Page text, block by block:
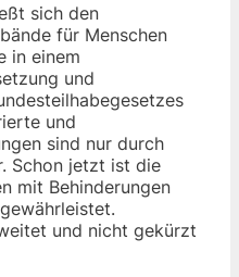
sich den
für Menschen
in einem
und
und
sind nur durch
Schon jetzt ist die
mit Behinderungen
und nicht gekürzt